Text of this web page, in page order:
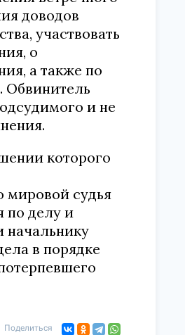
доводов
участвовать
о
а также по
Обвинитель
и не
которого
мировой судья
по делу и
начальнику
в порядке
Поделиться